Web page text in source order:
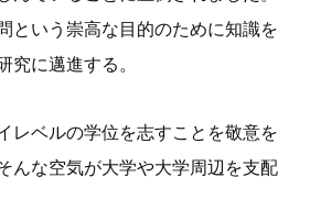
という崇高な目的のために知識を
に邁進する。
レベルの学位を志すことを敬意を
んな空気が大学や大学周辺を支配